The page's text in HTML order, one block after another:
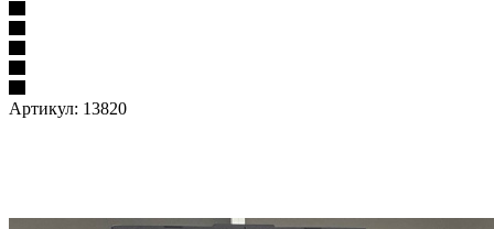
Артикул: 13820